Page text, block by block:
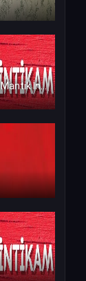
Les Amants Destines – Ask Mantik İntikam en VF (Voix Francaise)